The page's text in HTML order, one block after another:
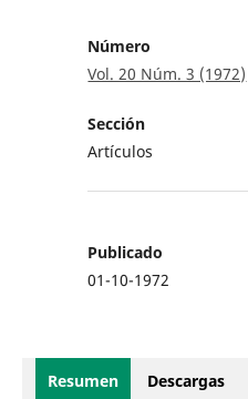
Número
Vol. 20 Núm. 3 (1972)
Sección
Artículos
Publicado
01-10-1972
Resumen Descargas